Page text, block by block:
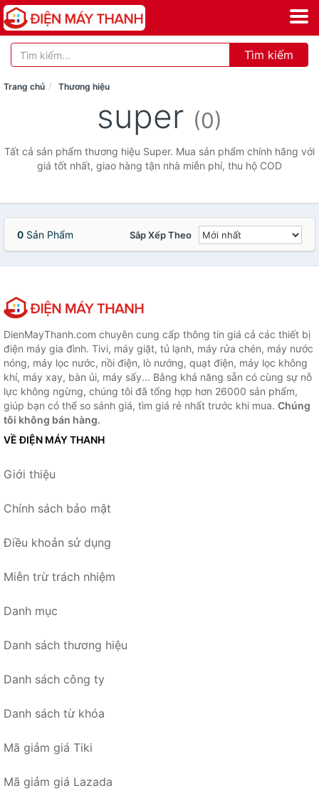
Tìm kiếm
Trang chủ Thương hiệu
super (0)
Tất cả sản phẩm thương hiệu Super. Mua sản phẩm chính hãng với
giá tốt nhất, giao hàng tận nhà miễn phí, thu hộ COD
0 Sản Phẩm Sắp Xếp Theo
DienMayThanh.com chuyên cung cấp thông tin giá cả các thiết bị
điện máy gia đình. Tivi, máy giặt, tủ lạnh, máy rửa chén, máy nước
nóng, máy lọc nước, nồi điện, lò nướng, quạt điện, máy lọc không
khí, máy xay, bàn ủi, máy sấy... Bằng khả năng sẵn có cùng sự nỗ
lực không ngừng, chúng tôi đã tổng hợp hơn 26000 sản phẩm,
giúp bạn có thể so sánh giá, tìm giá rẻ nhất trước khi mua. Chúng
tôi không bán hàng.
VỀ ĐIỆN MÁY THANH
Giới thiệu
Chính sách bảo mật
Điều khoản sử dụng
Miễn trừ trách nhiệm
Danh mục
Danh sách thương hiệu
Danh sách công ty
Danh sách từ khóa
Mã giảm giá Tiki
Mã giảm giá Lazada